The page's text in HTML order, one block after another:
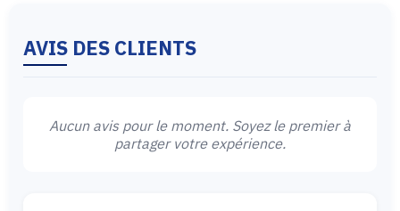
AVIS DES CLIENTS
Aucun avis pour le moment. Soyez le premier à
partager votre expérience.